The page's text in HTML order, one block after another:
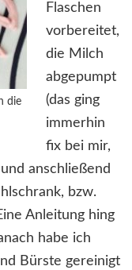
die
Flaschen
vorbereitet,
die Milch
abgepumpt
(das ging
immerhin
fix bei mir,
anschließend
bzw.
Anleitung hing
habe ich
Bürste gereinigt